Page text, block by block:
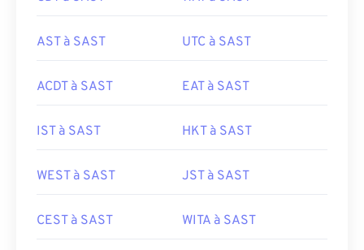
AST à SAST UTC à SAST
ACDT à SAST EAT à SAST
IST à SAST HKT à SAST
WEST à SAST JST à SAST
CEST à SAST WITA à SAST